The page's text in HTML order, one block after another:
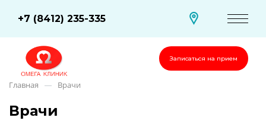
Записаться на прием
+7 (8412) 235-335
Главная — Врачи
Врачи